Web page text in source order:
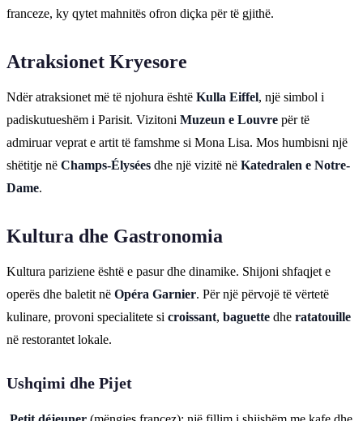
franceze, ky qytet mahnitës ofron diçka për të gjithë.
Atraksionet Kryesore
Ndër atraksionet më të njohura është Kulla Eiffel, një simbol i
padiskutueshëm i Parisit. Vizitoni Muzeun e Louvre për të
admiruar veprat e artit të famshme si Mona Lisa. Mos humbisni një
shëtitje në Champs-Élysées dhe një vizitë në Katedralen e Notre-
Dame.
Kultura dhe Gastronomia
Kultura pariziene është e pasur dhe dinamike. Shijoni shfaqjet e
operës dhe baletit në Opéra Garnier. Për një përvojë të vërtetë
kulinare, provoni specialitete si croissant, baguette dhe ratatouille
në restorantet lokale.
Ushqimi dhe Pijet